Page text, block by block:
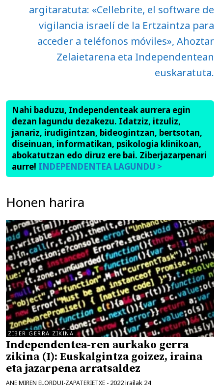
argitaratuta: «Cellebrite, el software de
vigilancia israelí de la Ertzaintza para
acceder a teléfonos móviles», Ahoztar
Zelaietarena eta Independentean
euskaratuta.
Nahi baduzu, Independenteak aurrera egin
dezan lagundu dezakezu. Idatziz, itzuliz,
janariz, irudigintzan, bideogintzan, bertsotan,
diseinuan, informatikan, psikologia klinikoan,
abokatutzan edo diruz ere bai. Ziberjazarpenari
aurre! INDEPENDENTEA LAGUNDU >
Honen harira
ZIBER GERRA ZIKINA
Independentea-ren aurkako gerra
zikina (I): Euskalgintza goizez, iraina
eta jazarpena arratsaldez
ANE MIREN ELORDUI-ZAPATERIETXE - 2022 irailak 24